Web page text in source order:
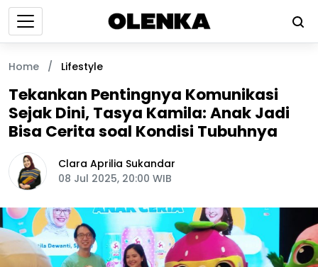
Home / Lifestyle
Tekankan Pentingnya Komunikasi
Sejak Dini, Tasya Kamila: Anak Jadi
Bisa Cerita soal Kondisi Tubuhnya
Clara Aprilia Sukandar
08 Jul 2025, 20:00 WIB